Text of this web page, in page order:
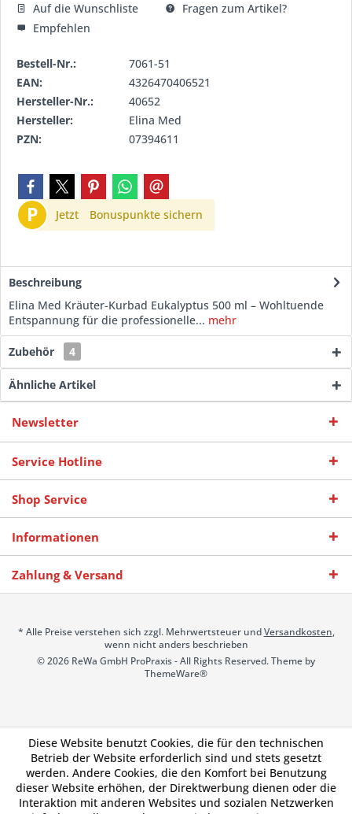
Auf die Wunschliste
Fragen zum Artikel?
Empfehlen
Bestell-Nr.:
7061-51
EAN:
4326470406521
Hersteller-Nr.:
40652
Hersteller:
Elina Med
PZN:
07394611
P Jetzt Bonuspunkte sichern
Beschreibung
Elina Med Kräuter-Kurbad Eukalyptus 500 ml – Wohltuende
Entspannung für die professionelle... mehr
Zubehör 4
Ähnliche Artikel
Newsletter
Service Hotline
Shop Service
Informationen
Zahlung & Versand
* Alle Preise verstehen sich zzgl. Mehrwertsteuer undVersandkosten,
wenn nicht anders beschrieben
© 2026 ReWa GmbH ProPraxis - All Rights Reserved. Theme by
ThemeWare®
Diese Website benutzt Cookies, die für den technischen
Betrieb der Website erforderlich sind und stets gesetzt
werden. Andere Cookies, die den Komfort bei Benutzung
dieser Website erhöhen, der Direktwerbung dienen oder die
Interaktion mit anderen Websites und sozialen Netzwerken